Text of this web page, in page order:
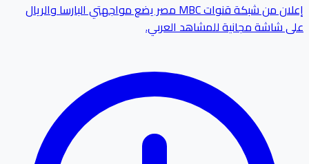
إعلان من شبكة قنوات MBC مصر يضع مواجهتي البارسا والريال
على شاشة مجانية للمشاهد العربي.